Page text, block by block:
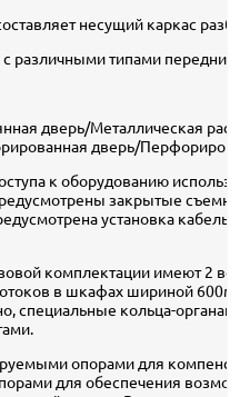
несущий каркас
различными типами передних
дверь/Металлическая
дверь/
к оборудованию
закрытые
установка
комплектации имеют 2
в шкафах шириной 600мм
специальные кольца-
опорами для
для обеспечения